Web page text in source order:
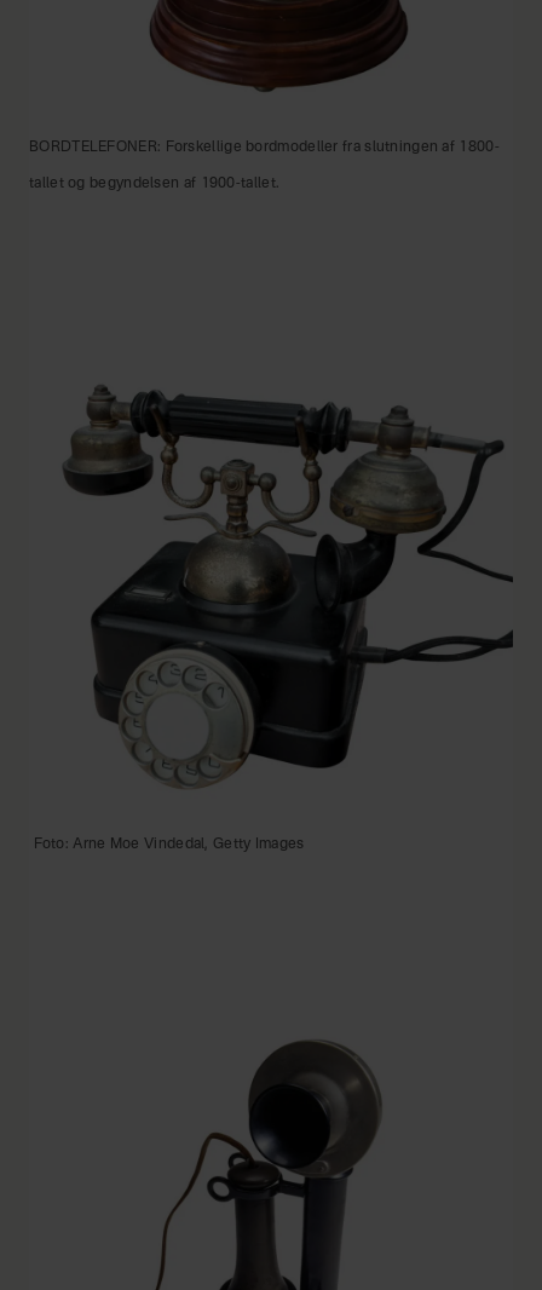
BORDTELEFONER: Forskellige bordmodeller fra slutningen af 1800-
tallet og begyndelsen af 1900-tallet.
Foto: Arne Moe Vindedal, Getty Images